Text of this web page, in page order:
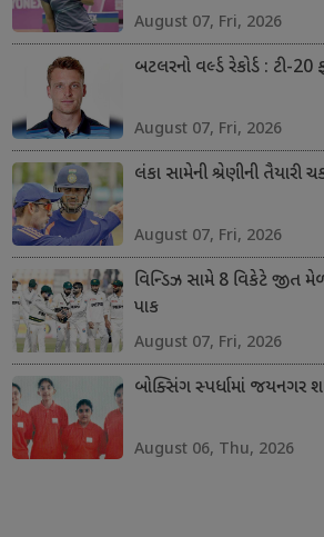
August 07, Fri, 2026
બટલરનો વર્લ્ડ રેકોર્ડ : ટી-20
August 07, Fri, 2026
લંકા સામેની શ્રેણીની તૈયારી
August 07, Fri, 2026
વિન્ડિઝ સામે 8 વિકેટે જીત
પાક
August 07, Fri, 2026
બોક્સિંગ સ્પર્ધામાં જયનગર
August 06, Thu, 2026